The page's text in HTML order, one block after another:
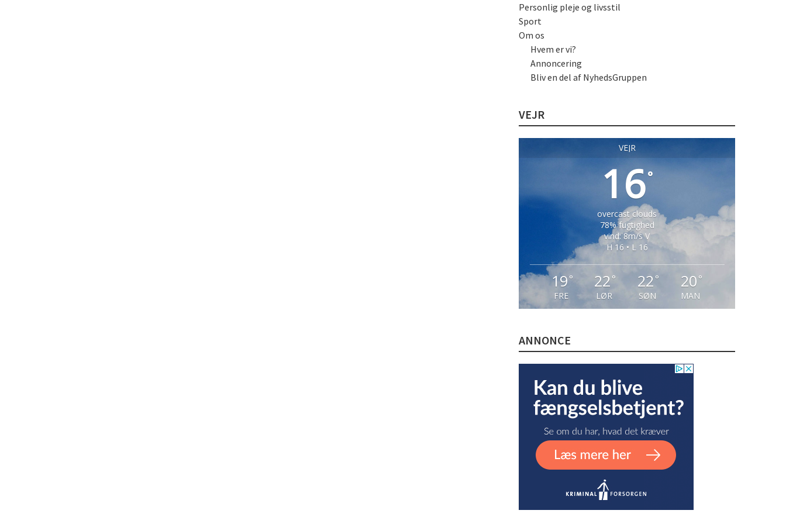
Personlig pleje og livsstil
Sport
Om os
Hvem er vi?
Annoncering
Bliv en del af NyhedsGruppen
VEJR
VEJR
16°
overcast clouds
78% fugtighed
vind: 8m/s V
H 16 • L 16
19 °
FRE
22°
LØR
22 °
SØN
20 °
MAN
ANNONCE